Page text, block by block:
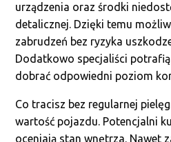
urządzenia oraz środki
detalicznej. Dzięki temu
zabrudzeń bez ryzyka
Dodatkowo specjaliści
dobrać odpowiedni poziom
Co tracisz bez regularnej
wartość pojazdu. Potencjalni
oceniają stan wnętrza. Nawet